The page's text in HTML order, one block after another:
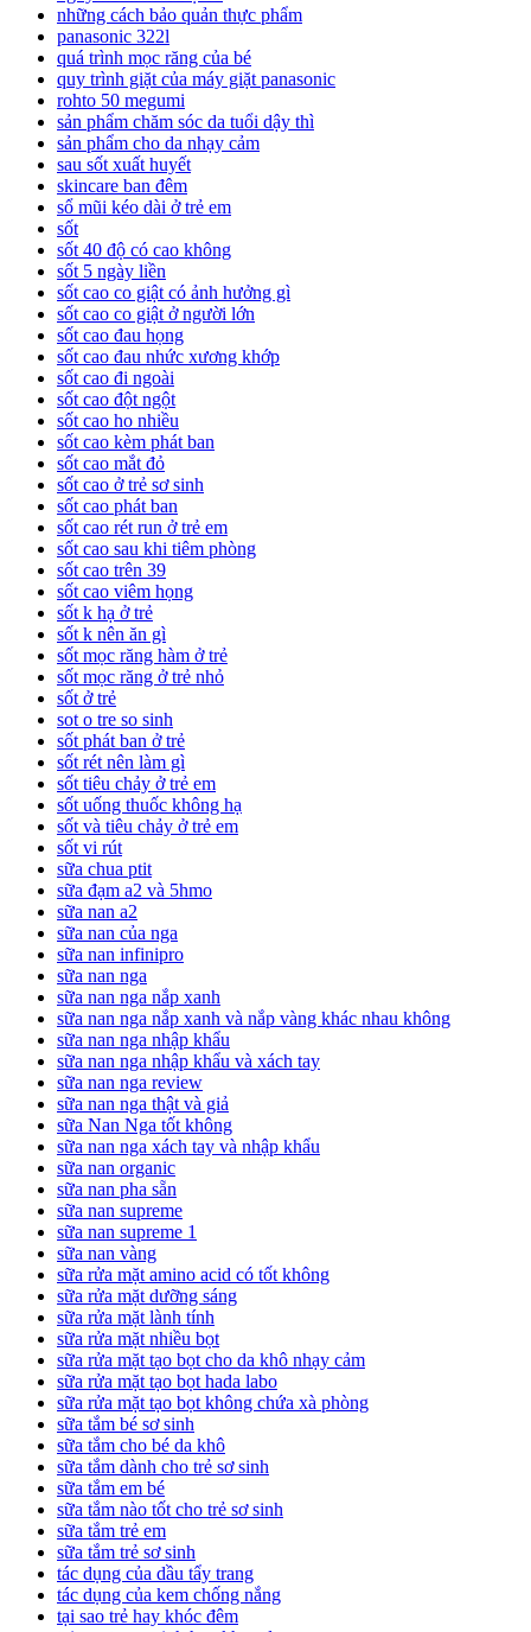
những cách bảo quản thực phẩm
panasonic 322l
quá trình mọc răng của bé
quy trình giặt của máy giặt panasonic
rohto 50 megumi
sản phẩm chăm sóc da tuổi dậy thì
sản phẩm cho da nhạy cảm
sau sốt xuất huyết
skincare ban đêm
sổ mũi kéo dài ở trẻ em
sốt
sốt 40 độ có cao không
sốt 5 ngày liền
sốt cao co giật có ảnh hưởng gì
sốt cao co giật ở người lớn
sốt cao đau họng
sốt cao đau nhức xương khớp
sốt cao đi ngoài
sốt cao đột ngột
sốt cao ho nhiều
sốt cao kèm phát ban
sốt cao mắt đỏ
sốt cao ở trẻ sơ sinh
sốt cao phát ban
sốt cao rét run ở trẻ em
sốt cao sau khi tiêm phòng
sốt cao trên 39
sốt cao viêm họng
sốt k hạ ở trẻ
sốt k nên ăn gì
sốt mọc răng hàm ở trẻ
sốt mọc răng ở trẻ nhỏ
sốt ở trẻ
sot o tre so sinh
sốt phát ban ở trẻ
sốt rét nên làm gì
sốt tiêu chảy ở trẻ em
sốt uống thuốc không hạ
sốt và tiêu chảy ở trẻ em
sốt vi rút
sữa chua ptit
sữa đạm a2 và 5hmo
sữa nan a2
sữa nan của nga
sữa nan infinipro
sữa nan nga
sữa nan nga nắp xanh
sữa nan nga nắp xanh và nắp vàng khác nhau không
sữa nan nga nhập khẩu
sữa nan nga nhập khẩu và xách tay
sữa nan nga review
sữa nan nga thật và giả
sữa Nan Nga tốt không
sữa nan nga xách tay và nhập khẩu
sữa nan organic
sữa nan pha sẵn
sữa nan supreme
sữa nan supreme 1
sữa nan vàng
sữa rửa mặt amino acid có tốt không
sữa rửa mặt dưỡng sáng
sữa rửa mặt lành tính
sữa rửa mặt nhiều bọt
sữa rửa mặt tạo bọt cho da khô nhạy cảm
sữa rửa mặt tạo bọt hada labo
sữa rửa mặt tạo bọt không chứa xà phòng
sữa tắm bé sơ sinh
sữa tắm cho bé da khô
sữa tắm dành cho trẻ sơ sinh
sữa tắm em bé
sữa tắm nào tốt cho trẻ sơ sinh
sữa tắm trẻ em
sữa tắm trẻ sơ sinh
tác dụng của dầu tẩy trang
tác dụng của kem chống nắng
tại sao trẻ hay khóc đêm